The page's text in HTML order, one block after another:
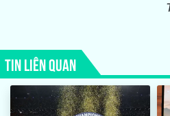
TIN LIÊN QUAN